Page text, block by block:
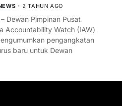
2 TAHUN AGO
Dewan Pimpinan Pusat
Accountability Watch (IAW)
pengangkatan
baru untuk Dewan